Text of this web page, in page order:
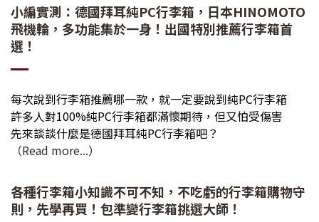
小編實測：德國拜耳純PC行李箱，日本HINOMOTO
飛機輪，多功能集於一身！出國特別推薦行李箱首
選！
每次說到行李箱推薦哪一款，就一定要說到純PC行李箱
許多人對100%純PC行李箱都滿懷期待，但又怕受傷害
先來談談什麼是德國拜耳純PC行李箱吧？
（Read more...）
各種行李箱小知識不可不知，不吃虧的行李箱購物守
則，先學再買！包準變行李箱挑選大師！